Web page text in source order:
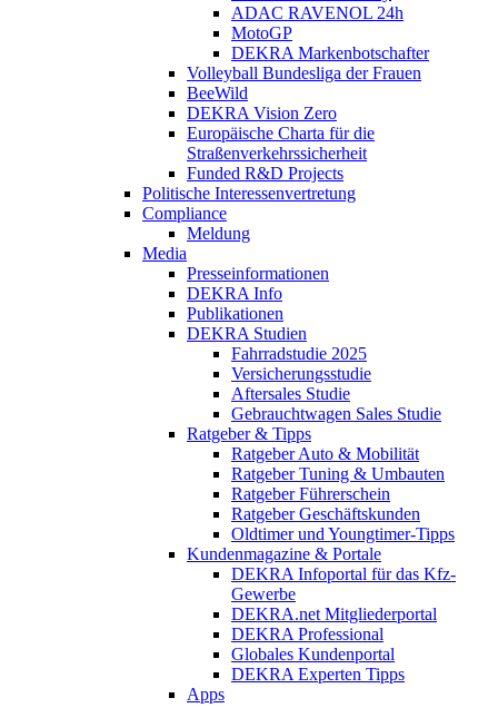
ADAC RAVENOL 24h
MotoGP
DEKRA Markenbotschafter
Volleyball Bundesliga der Frauen
BeeWild
DEKRA Vision Zero
Europäische Charta für die
Straßenverkehrssicherheit
Funded R&D Projects
Politische Interessenvertretung
Compliance
Meldung
Media
Presseinformationen
DEKRA Info
Publikationen
DEKRA Studien
Fahrradstudie 2025
Versicherungsstudie
Aftersales Studie
Gebrauchtwagen Sales Studie
Ratgeber & Tipps
Ratgeber Auto & Mobilität
Ratgeber Tuning & Umbauten
Ratgeber Führerschein
Ratgeber Geschäftskunden
Oldtimer und Youngtimer-Tipps
Kundenmagazine & Portale
DEKRA Infoportal für das Kfz-
Gewerbe
DEKRA.net Mitgliederportal
DEKRA Professional
Globales Kundenportal
DEKRA Experten Tipps
Apps